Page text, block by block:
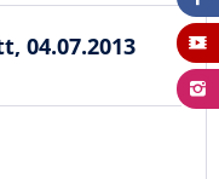
04.07.2013